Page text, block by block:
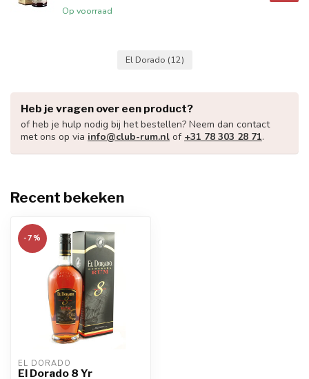
Op voorraad
El Dorado (12)
Heb je vragen over een product?
of heb je hulp nodig bij het bestellen? Neem dan contact
met ons op via info@club-rum.nl of +31 78 303 28 71.
Recent bekeken
-7%
EL DORADO
El Dorado 8 Yr